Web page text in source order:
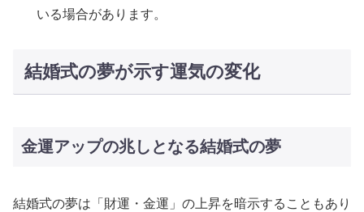
いる場合があります。
結婚式の夢が示す運気の変化
金運アップの兆しとなる結婚式の夢
結婚式の夢は「財運・金運」の上昇を暗示することもあり